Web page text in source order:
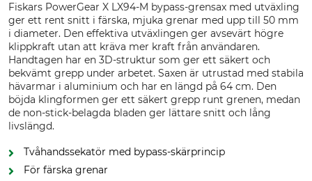
Fiskars PowerGear X LX94-M bypass-grensax med utväxling
ger ett rent snitt i färska, mjuka grenar med upp till 50 mm
i diameter. Den effektiva utväxlingen ger avsevärt högre
klippkraft utan att kräva mer kraft från användaren.
Handtagen har en 3D-struktur som ger ett säkert och
bekvämt grepp under arbetet. Saxen är utrustad med stabila
hävarmar i aluminium och har en längd på 64 cm. Den
böjda klingformen ger ett säkert grepp runt grenen, medan
de non-stick-belagda bladen ger lättare snitt och lång
livslängd.
Tvåhandssekatör med bypass-skärprincip
För färska grenar